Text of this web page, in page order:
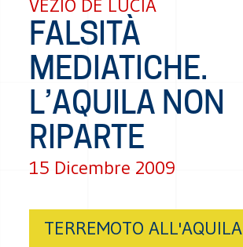
VEZIO DE LUCIA
FALSITÀ
MEDIATICHE.
L’AQUILA NON
RIPARTE
15 Dicembre 2009
TERREMOTO ALL'AQUILA